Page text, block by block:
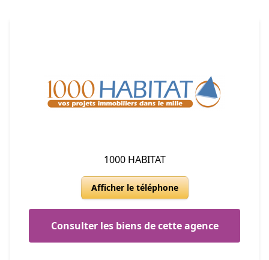
1000 HABITAT
Afficher le téléphone
Consulter les biens de cette agence